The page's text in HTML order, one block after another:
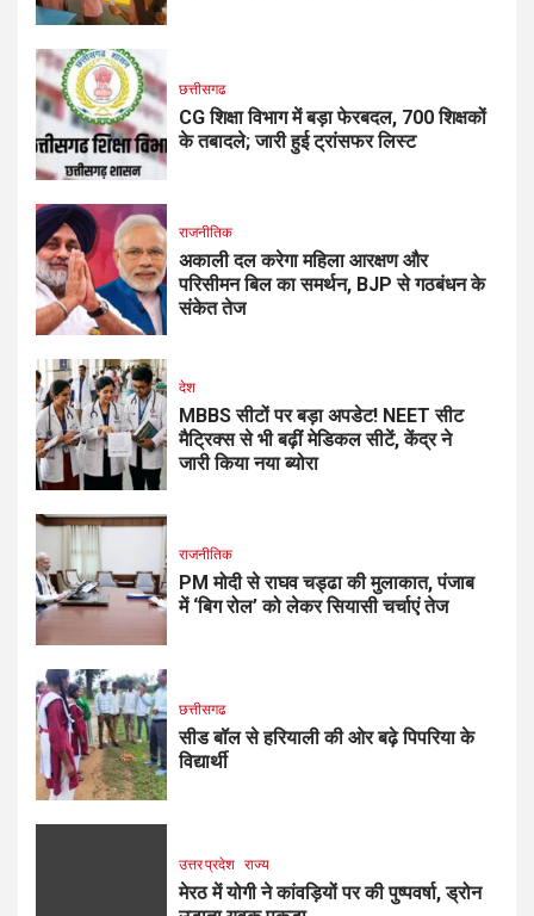
छत्तीसगढ
CG शिक्षा विभाग में बड़ा फेरबदल, 700 शिक्षकों
के तबादले; जारी हुई ट्रांसफर लिस्ट
राजनीतिक
अकाली दल करेगा महिला आरक्षण और
परिसीमन बिल का समर्थन, BJP से गठबंधन के
संकेत तेज
देश
MBBS सीटों पर बड़ा अपडेट! NEET सीट
मैट्रिक्स से भी बढ़ीं मेडिकल सीटें, केंद्र ने
जारी किया नया ब्योरा
राजनीतिक
PM मोदी से राघव चड्ढा की मुलाकात, पंजाब
में ‘बिग रोल’ को लेकर सियासी चर्चाएं तेज
छत्तीसगढ
सीड बॉल से हरियाली की ओर बढ़े पिपरिया के
विद्यार्थी
उत्तर प्रदेश राज्य
मेरठ में योगी ने कांवड़ियों पर की पुष्पवर्षा, ड्रोन